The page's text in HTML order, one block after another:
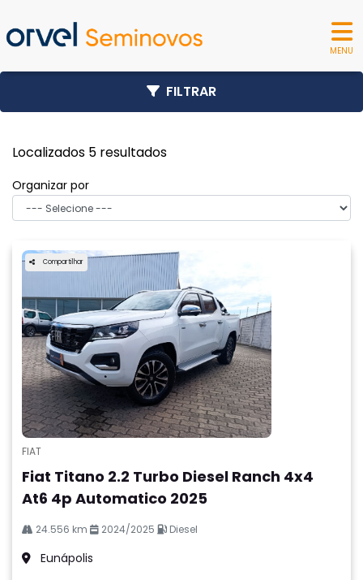
MENU
Localizados 5 resultados
FILTRAR
Organizar por
Compartilhar
FIAT
Fiat Titano 2.2 Turbo Diesel Ranch 4x4
At6 4p Automatico 2025
24.556 km 2024/2025 Diesel
Eunápolis